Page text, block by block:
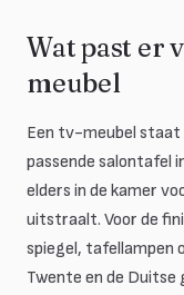
Wat past er
meubel
Een tv-meubel staat
passende salontafel
elders in de kamer
uitstraalt. Voor de
spiegel, tafellampen
Twente en de